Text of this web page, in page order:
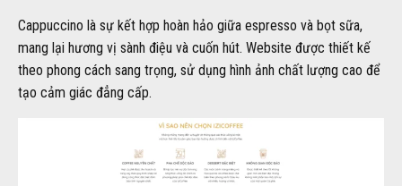
Cappuccino là sự kết hợp hoàn hảo giữa espresso và bọt sữa,
mang lại hương vị sành điệu và cuốn hút. Website được thiết kế
theo phong cách sang trọng, sử dụng hình ảnh chất lượng cao để
tạo cảm giác đẳng cấp.